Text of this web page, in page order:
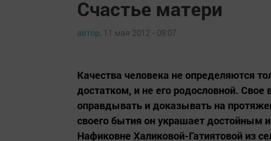
Счастье матери
автор, 11 мая 2012 - 09:07
Качества человека не определяются
достатком, и не его родословной.
оправдывать и доказывать на
своего бытия он украшает
Нафиковне Халиковой-Гатиятовой из